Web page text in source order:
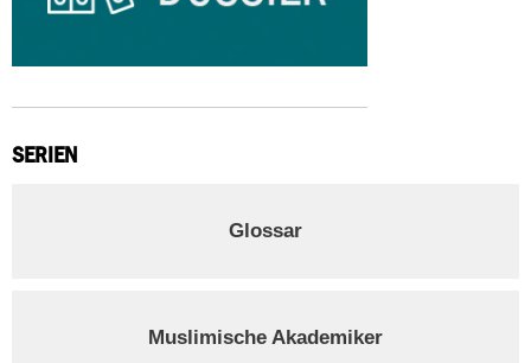
SERIEN
Glossar
Muslimische Akademiker